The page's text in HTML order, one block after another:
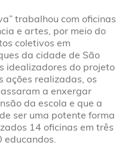
trabalhou com oficinas
e artes, por meio do
coletivos em
da cidade de São
idealizadores do projeto
realizadas, os
a enxergar
da escola e que a
ser uma potente forma
14 oficinas em três
educandos.